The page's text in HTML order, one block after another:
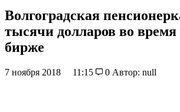
Волгоградская
тысячи долларов во
бирже
7 ноября 2018 11:15 0 Автор: null